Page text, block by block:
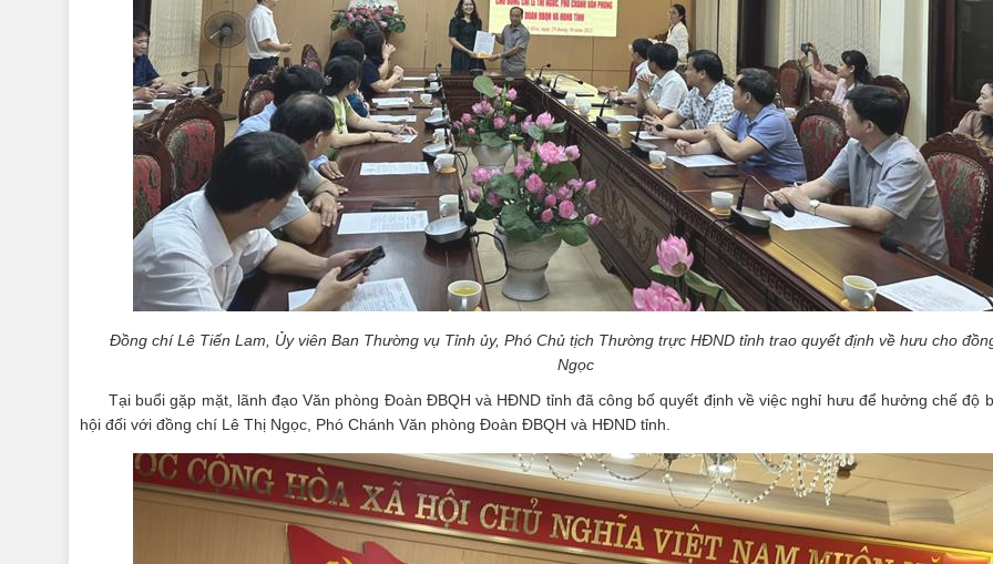
Đồng chí Lê Tiến Lam, Ủy viên Ban Thường vụ Tỉnh ủy, Phó Chủ tịch Thường trực HĐND tỉnh trao quyết định về hưu cho
Ngọc
Tại buổi gặp mặt, lãnh đạo Văn phòng Đoàn ĐBQH và HĐND tỉnh đã công bố quyết định về việc nghỉ hưu để hưởng chế độ
hội đối với đồng chí Lê Thị Ngọc, Phó Chánh Văn phòng Đoàn ĐBQH và HĐND tỉnh.